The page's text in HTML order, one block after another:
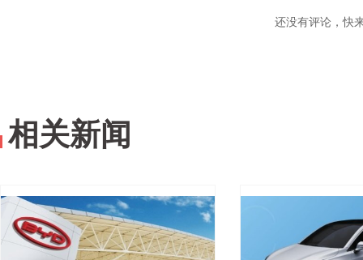
还没有评论，快
相关新闻